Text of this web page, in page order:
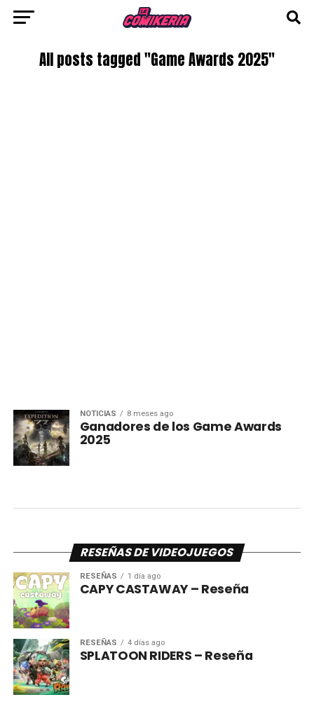
All posts tagged "Game Awards 2025"
NOTICIAS 8 meses ago
Ganadores de los Game Awards
2025
RESEÑAS DE VIDEOJUEGOS
RESEÑAS 1 día ago
CAPY CASTAWAY – Reseña
RESEÑAS 4 días ago
SPLATOON RIDERS – Reseña